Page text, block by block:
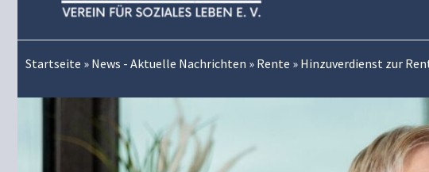
Startseite » News - Aktuelle Nachrichten » Rente » Hinzuverdienst zur